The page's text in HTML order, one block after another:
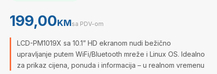
199,00KMsa PDV-om
LCD-PM1019X sa 10.1” HD ekranom nudi bežično
upravljanje putem WiFi/Bluetooth mreže i Linux OS. Idealno
za prikaz cijena, ponuda i informacija – u realnom vremenu